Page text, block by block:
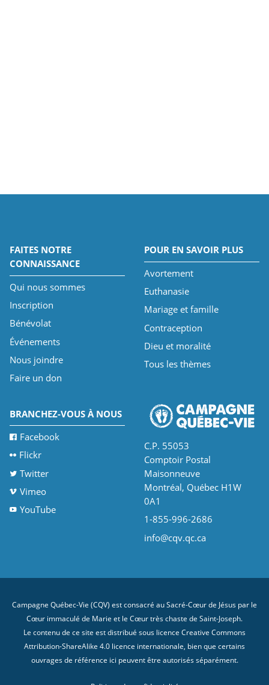
FAITES NOTRE
CONNAISSANCE
Qui nous sommes
Inscription
Bénévolat
Événements
Nous joindre
Faire un don
POUR EN SAVOIR PLUS
Avortement
Euthanasie
Mariage et famille
Contraception
Dieu et moralité
Tous les thèmes
BRANCHEZ-VOUS À NOUS
Facebook
Flickr
Twitter
Vimeo
YouTube
C.P. 55053
Comptoir Postal
Maisonneuve
Montréal, Québec H1W
0A1
1-855-996-2686
info@cqv.qc.ca
Campagne Québec-Vie (CQV) est consacré au Sacré-Cœur de Jésus par le
Cœur immaculé de Marie et le Cœur très chaste de Saint-Joseph.
Le contenu de ce site est distribué sous licence Creative Commons
Attribution-ShareAlike 4.0 licence internationale , bien que certains
ouvrages de référence ici peuvent être autorisés séparément.